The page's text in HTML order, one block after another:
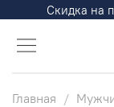
Скидка на
Главная